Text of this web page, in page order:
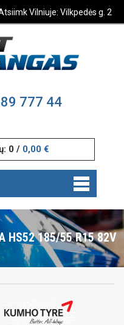
Vilniuje: Vilkpedės g. 2
777 44
0 / 0,00 €
HS52 185/55 R15 82V